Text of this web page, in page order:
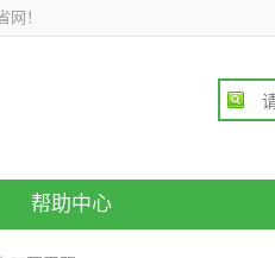
网！
帮助中心